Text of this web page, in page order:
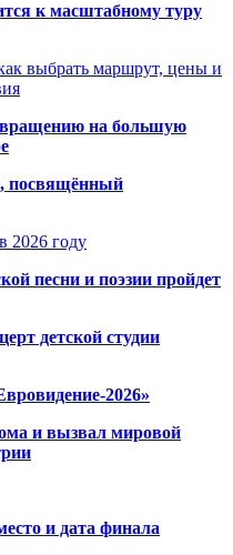
к масштабному туру
выбрать маршрут, цены и
на большую
посвящённый
2026 году
песни и поэзии пройдет
детской студии
2026»
и вызвал мировой
и дата финала